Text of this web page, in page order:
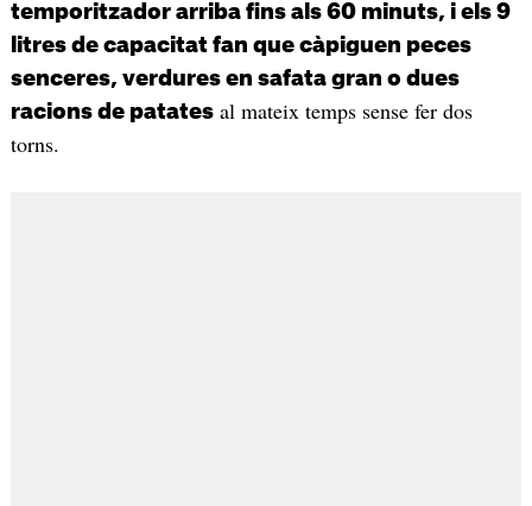
temporitzador arriba fins als 60 minuts, i els 9
litres de capacitat fan que càpiguen peces
senceres, verdures en safata gran o dues
racions de patatesal mateix temps sense fer dos
torns.